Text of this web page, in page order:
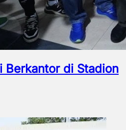
Berkantor di Stadion